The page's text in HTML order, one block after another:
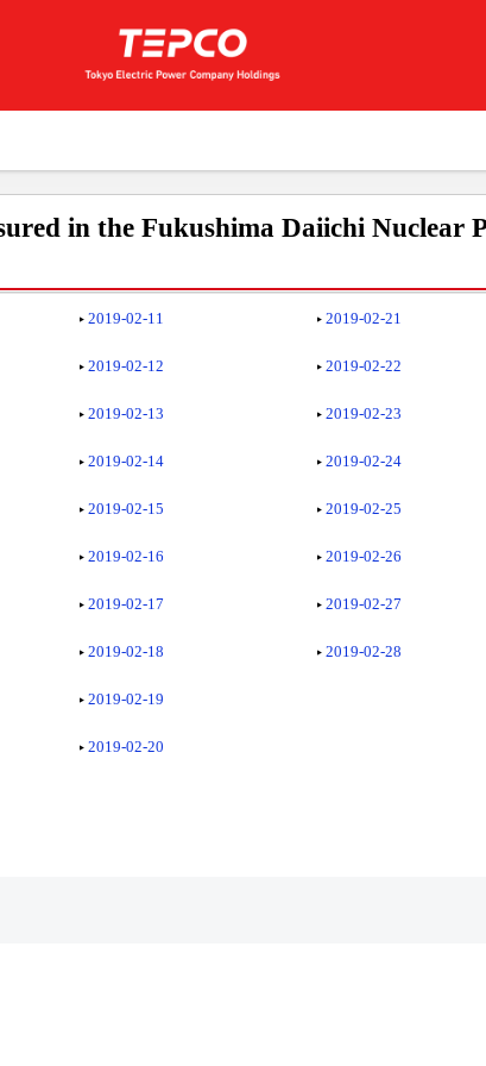
in the Fukushima Daiichi Nuclear
2019-02-11 2019-02-21
2019-02-12 2019-02-22
2019-02-13 2019-02-23
2019-02-14 2019-02-24
2019-02-15 2019-02-25
2019-02-16 2019-02-26
2019-02-17 2019-02-27
2019-02-18 2019-02-28
2019-02-19
2019-02-20